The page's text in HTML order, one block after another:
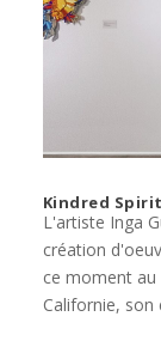
Kindred
L'artiste Inga
création
ce moment
Californie, son